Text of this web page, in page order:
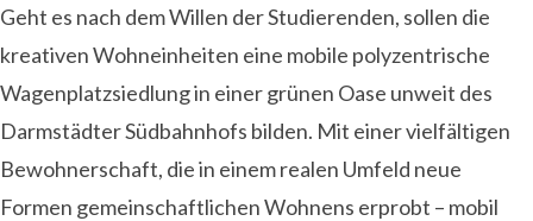
Geht es nach dem Willen der Studierenden, sollen die
kreativen Wohneinheiten eine mobile polyzentrische
Wagenplatzsiedlung in einer grünen Oase unweit des
Darmstädter Südbahnhofs bilden. Mit einer vielfältigen
Bewohnerschaft, die in einem realen Umfeld neue
Formen gemeinschaftlichen Wohnens erprobt – mobil